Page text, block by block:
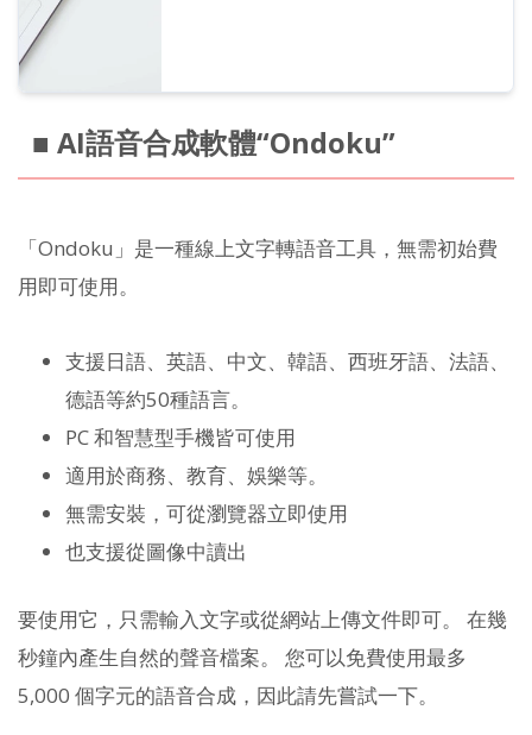
■ AI語音合成軟體“Ondoku”
「Ondoku」是一種線上文字轉語音工具，無需初始費
用即可使用。
支援日語、英語、中文、韓語、西班牙語、法語、
德語等約50種語言。
PC 和智慧型手機皆可使用
適用於商務、教育、娛樂等。
無需安裝，可從瀏覽器立即使用
也支援從圖像中讀出
要使用它，只需輸入文字或從網站上傳文件即可。 在幾
秒鐘內產生自然的聲音檔案。 您可以免費使用最多
5,000 個字元的語音合成，因此請先嘗試一下。